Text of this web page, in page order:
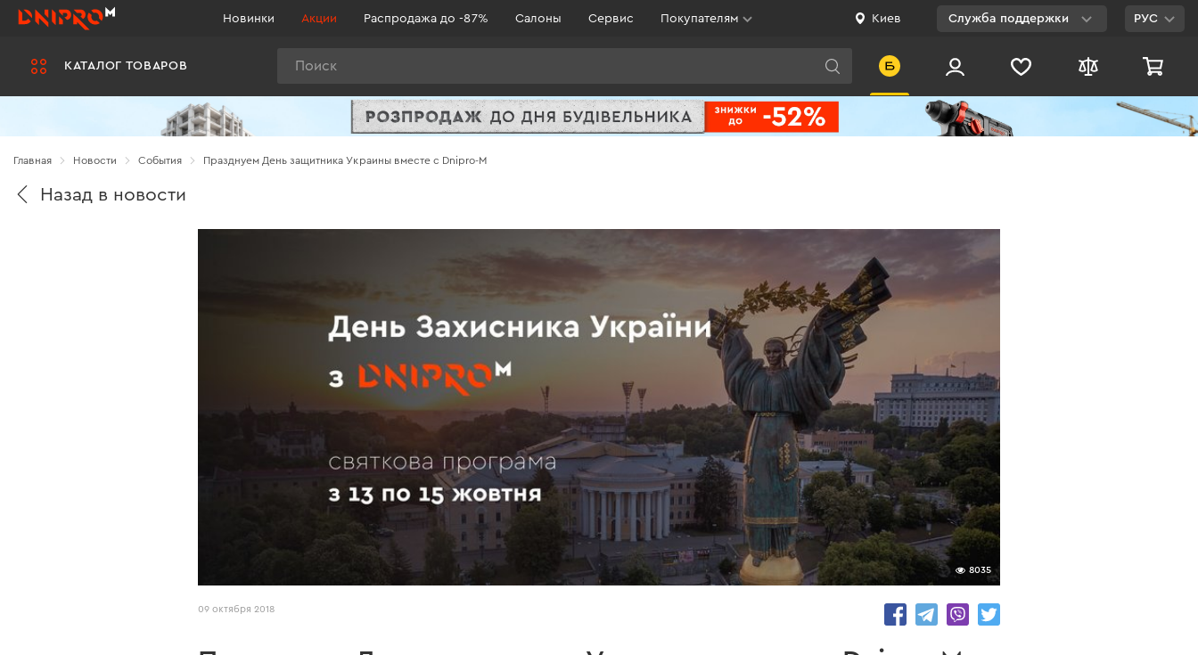
КАТАЛОГ ТОВАРОВ
Новинки Акции Распродажа до -87% Салоны Сервис Покупателям Киев Служба поддержки
0 800 200 500
Украине
РУС
Главная Новости Cобытия Празднуем День защитника Украины вместе с Dnipro-M
Назад в новости
8035
09 октября 2018